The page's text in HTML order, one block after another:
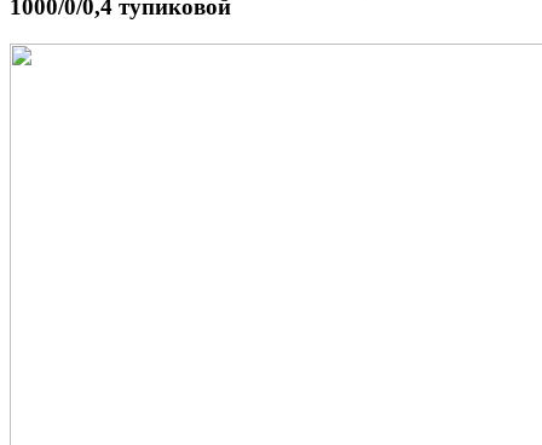
1000/0/0,4 тупиковой